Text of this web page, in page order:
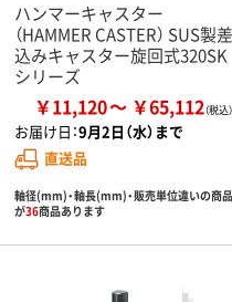
ハンマーキャスター
（HAMMER CASTER） SUS製差
込みキャスター旋回式320SK
シリーズ
￥11,120 ￥65,112
お届け日：9月2日（水）まで
直送品
軸径(mm)・軸長(mm)・販売単位違いの商品
が36商品あります